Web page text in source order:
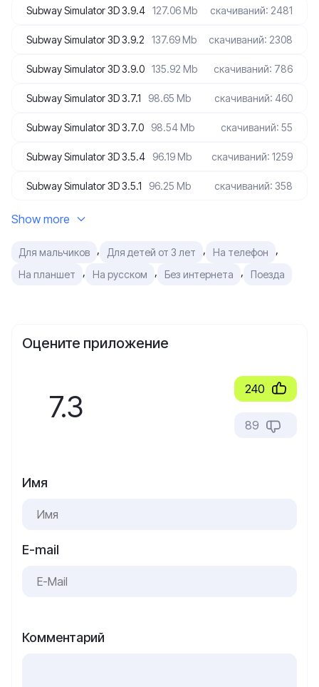
Subway Simulator 3D 3.9.4 127.06 Mb скачиваний: 2481
Subway Simulator 3D 3.9.2 137.69 Mb скачиваний: 2308
Subway Simulator 3D 3.9.0 135.92 Mb скачиваний: 786
Subway Simulator 3D 3.7.1 98.65 Mb скачиваний: 460
Subway Simulator 3D 3.7.0 98.54 Mb скачиваний: 55
Subway Simulator 3D 3.5.4 96.19 Mb скачиваний: 1259
Subway Simulator 3D 3.5.1 96.25 Mb скачиваний: 358
Show more
Для мальчиков , Для детей от 3 лет , На телефон ,
На планшет , На русском , Без интернета , Поезда
Оцените приложение
7.3 240
89
Имя
E-mail
Комментарий